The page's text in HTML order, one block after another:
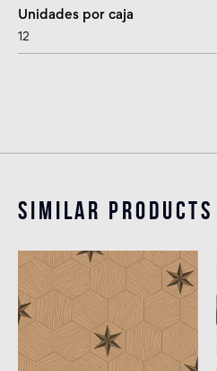
Unidades por caja
12
Similar products